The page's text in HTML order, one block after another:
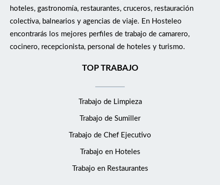
hoteles, gastronomía, restaurantes, cruceros, restauración
colectiva, balnearios y agencias de viaje. En Hosteleo
encontrarás los mejores perfiles de trabajo de camarero,
cocinero, recepcionista, personal de hoteles y turismo.
TOP TRABAJO
Trabajo de Limpieza
Trabajo de Sumiller
Trabajo de Chef Ejecutivo
Trabajo en Hoteles
Trabajo en Restaurantes